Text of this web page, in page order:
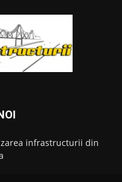
infrastructurii din